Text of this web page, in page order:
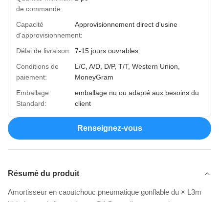
de commande:
Capacité
d'approvisionnement:
Approvisionnement direct d'usine
Délai de livraison: 7-15 jours ouvrables
Conditions de
paiement:
L/C, A/D, D/P, T/T, Western Union,
MoneyGram
Emballage
Standard:
emballage nu ou adapté aux besoins du
client
Renseignez-vous
Résumé du produit
Amortisseur en caoutchouc pneumatique gonflable du × L3m